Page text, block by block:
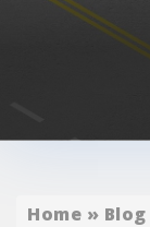
Home » Blog